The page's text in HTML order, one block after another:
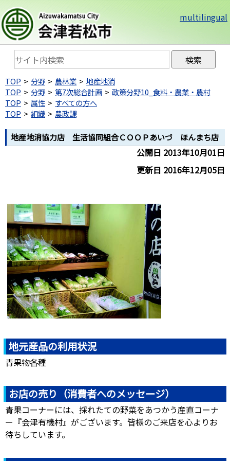
multilingual
TOP 分野 農林業
地産地消
TOP
分野 第7次総合計画
政策分野10_食料・農業・農村
TOP
属性
すべての方へ
TOP
組織 農政課
地産地消協力店 生活協同組合ＣＯＯＰあいづ ほんまち店
公開日 2013年10月01日
更新日 2016年12月05日
地元産品の利用状況
青果物各種
お店の売り（消費者へのメッセージ）
青果コーナーには、採れたての野菜をあつかう産直コーナ
ー『会津有機村』がございます。皆様のご来店を心よりお
待ちしています。